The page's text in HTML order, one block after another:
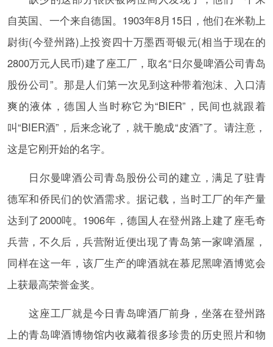
自英国、一个来自德国。1903年8月15日，他们在米勒上
尉街(今登州路)上投资四十万墨西哥银元(相当于现在的
2800万元人民币)建了座工厂，取名“日尔曼啤酒公司青岛
股份公司”。那是人们第一次见到这种带着泡沫、入口清
爽的液体，德国人当时称它为“BIER”，民间也就跟着
叫“BIER酒”，后来念讹了，就干脆成“皮酒”了。请注意，
这是它刚开始的名字。
日尔曼啤酒公司青岛股份公司的建立，满足了驻青
德军和侨民们的饮酒需求。据记载，当时工厂的年产量
达到了2000吨。1906年，德国人在登州路上建了座毛奇
兵营，不久后，兵营附近便出现了青岛第一家啤酒屋，
同样在这一年，该厂生产的啤酒就在慕尼黑啤酒博览会
上获最高荣誉金奖。
这座工厂就是今日青岛啤酒厂前身，坐落在登州路
上的青岛啤酒博物馆内收藏着很多珍贵的历史照片和物